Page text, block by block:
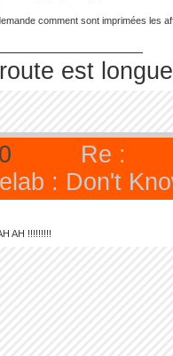
comment sont imprimées les
est
Re :
: Don't
AH !!!!!!!!!